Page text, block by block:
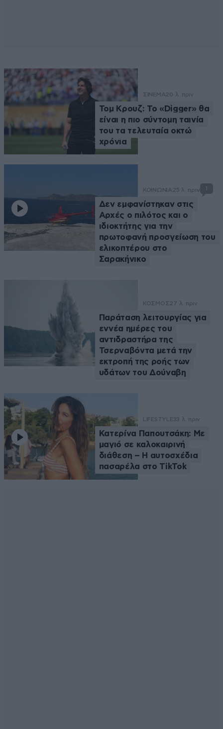
ΣΙΝΕΜΑ20 λ. πριν
Τομ Κρουζ: Το «Digger» θα
είναι η πιο σύντομη ταινία
του τα τελευταία οκτώ
χρόνια
ΚΟΙΝΩΝΙΑ25 λ. πριν
Δεν εμφανίστηκαν στις
Αρχές o πιλότος και o
ιδιοκτήτης για την
πρωτοφανή προσγείωση του
ελικοπτέρου στο
Σαρακήνικο
ΚΟΣΜΟΣ27 λ. πριν
Παράταση λειτουργίας για
εννέα ημέρες του
αντιδραστήρα της
Τσερναβόντα μετά την
εκτροπή της ροής των
υδάτων του Δούναβη
LIFESTYLE33 λ. πριν
Κατερίνα Παπουτσάκη: Με
μαγιό σε καλοκαιρινή
διάθεση – Η αυτοσχέδια
πασαρέλα στο TikTok